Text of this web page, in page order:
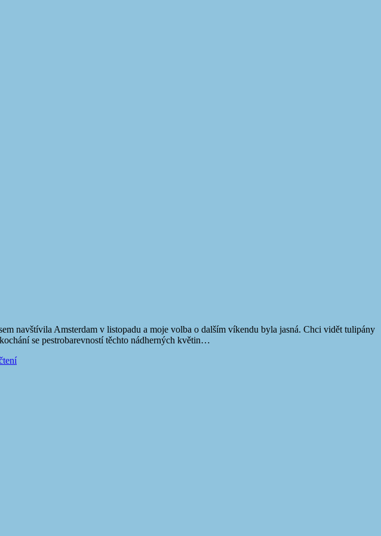
navštívila Amsterdam v listopadu a moje volba o dalším víkendu byla jasná. Chci vidět tulipány
se pestrobarevností těchto nádherných květin…